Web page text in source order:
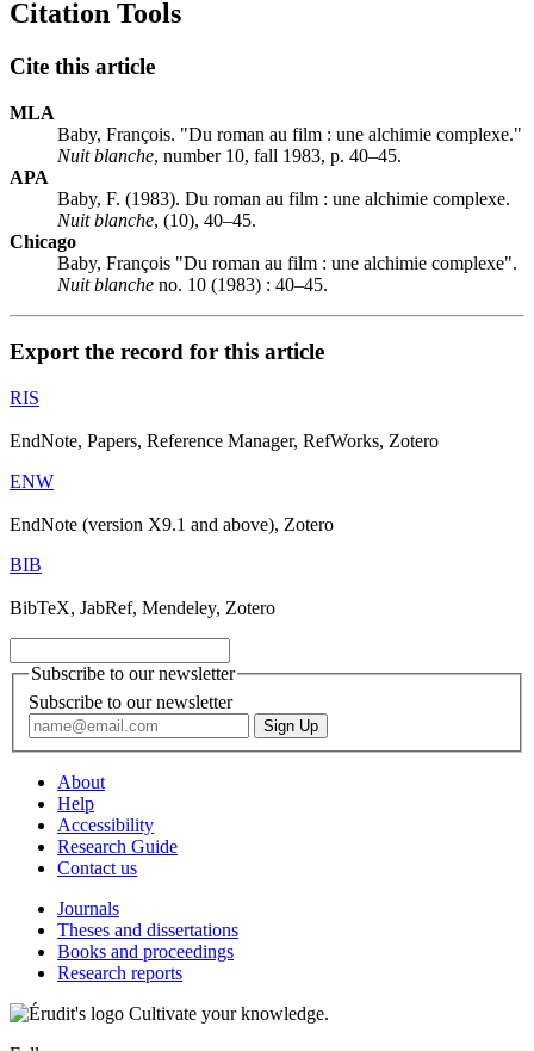
Citation Tools
Cite this article
MLA
Baby, François. "Du roman au film : une alchimie complexe."
Nuit blanche, number 10, fall 1983, p. 40–45.
APA
Baby, F. (1983). Du roman au film : une alchimie complexe.
Nuit blanche, (10), 40–45.
Chicago
Baby, François "Du roman au film : une alchimie complexe".
Nuit blanche no. 10 (1983) : 40–45.
Export the record for this article
RIS
EndNote, Papers, Reference Manager, RefWorks, Zotero
ENW
EndNote (version X9.1 and above), Zotero
BIB
BibTeX, JabRef, Mendeley, Zotero
Subscribe to our newsletter
Subscribe to our newsletter
About
Help
Accessibility
Research Guide
Contact us
Journals
Theses and dissertations
Books and proceedings
Research reports
Cultivate your knowledge.